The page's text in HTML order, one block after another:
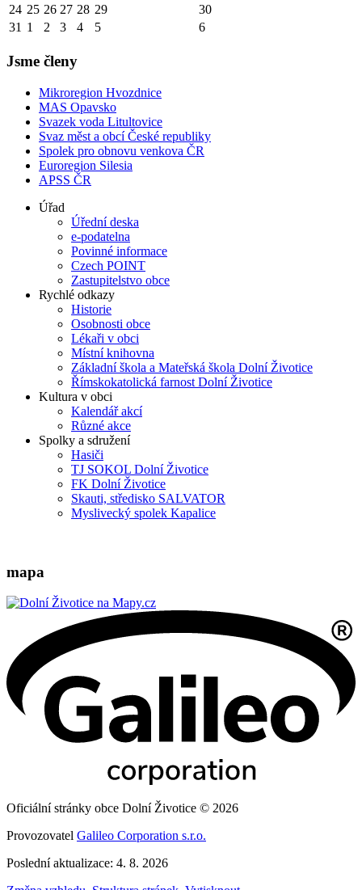
24 25 26 27 28 29
30
31 1 2 3 4 5 6
Jsme členy
Mikroregion Hvozdnice
MAS Opavsko
Svazek voda Litultovice
Svaz měst a obcí České republiky
Spolek pro obnovu venkova ČR
Euroregion Silesia
APSS ČR
Úřad
Úřední deska
e-podatelna
Povinné informace
Czech POINT
Zastupitelstvo obce
Rychlé odkazy
Historie
Osobnosti obce
Lékaři v obci
Místní knihovna
Základní škola a Mateřská škola Dolní Životice
Římskokatolická farnost Dolní Životice
Kultura v obci
Kalendář akcí
Různé akce
Spolky a sdružení
Hasiči
TJ SOKOL Dolní Životice
FK Dolní Životice
Skauti, středisko SALVATOR
Myslivecký spolek Kapalice
mapa
Oficiální stránky obce Dolní Životice © 2026
Provozovatel Galileo Corporation s.r.o.
Poslední aktualizace: 4. 8. 2026